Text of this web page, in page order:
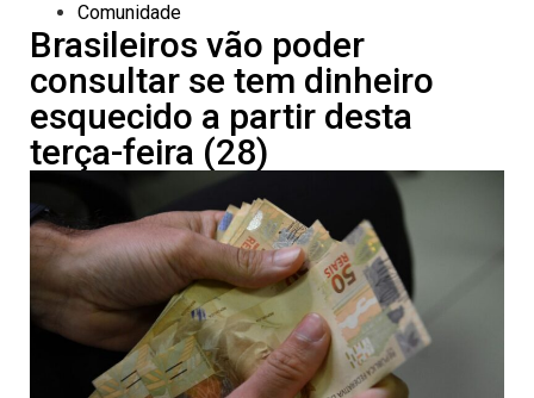
Comunidade
Brasileiros vão poder
consultar se tem dinheiro
esquecido a partir desta
terça-feira (28)